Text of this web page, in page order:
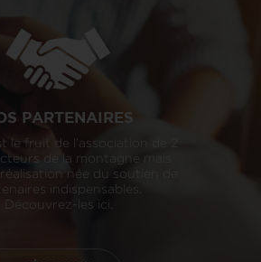
PARTENAIRES
le fruit de l’association de 2
de la montagne mais
née du soutien de
indispensables.
Découvrez-les ici.